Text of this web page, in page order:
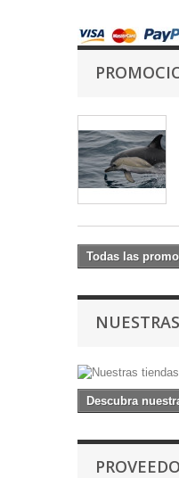
Todas las
Descubra